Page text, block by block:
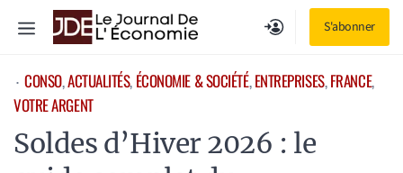
S'abonner
Menu
⋅ CONSO, ACTUALITÉS, ÉCONOMIE & SOCIÉTÉ, ENTREPRISES, FRANCE,
VOTRE ARGENT
Soldes d’Hiver 2026 : le